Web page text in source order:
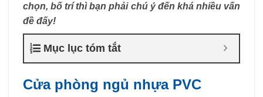
chọn, bố trí thì bạn phải chú ý đến khá nhiều vấn
đề đấy!
Mục lục tóm tắt
Cửa phòng ngủ nhựa PVC